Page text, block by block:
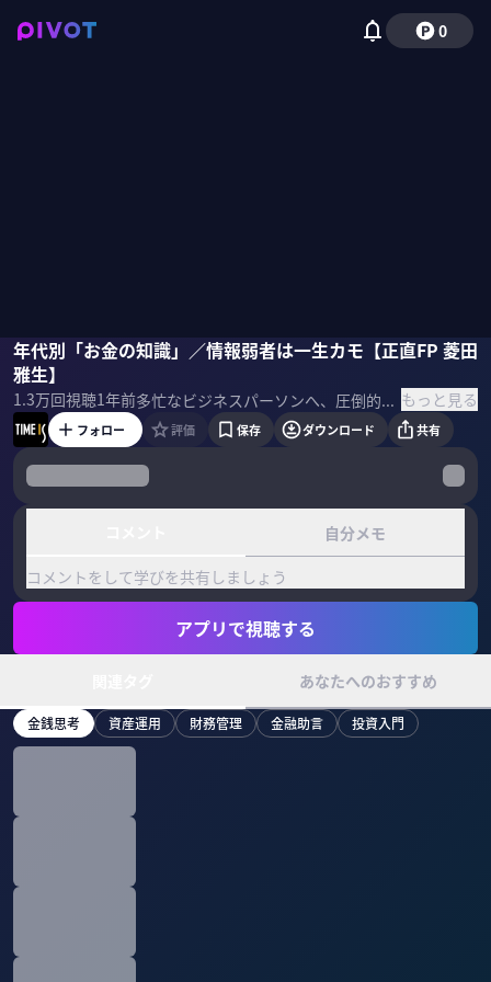
0
年代別「お金の知識」／情報弱者は一生カモ【正直FP 菱田
雅生】
1.3万回視聴1年前 多忙なビジネスパーソンへ、圧倒的な成果を上げている著名人が時間術のヒントを提供する「TIME IS」。今回は、正直FPの菱田雅生さんに、20代〜70代以上までの年代別「知っておくべきお金の知識」を聞く。 ＜ゲスト＞ 菱田雅生 正直FP ＜参考書籍＞ 菱田雅生『一生迷わないお金の選択』 もっと見る
菱田雅生
フォロー 評価 保存 ダウンロード 共有
自分メモ
コメントをして学びを共有しましょう
アプリで視聴する
あなたへのおすすめ
金銭思考 資産運用 財務管理 金融助言 投資入門